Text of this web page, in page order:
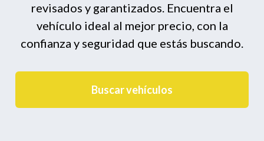
revisados y garantizados. Encuentra el
vehículo ideal al mejor precio, con la
confianza y seguridad que estás buscando.
Buscar vehículos